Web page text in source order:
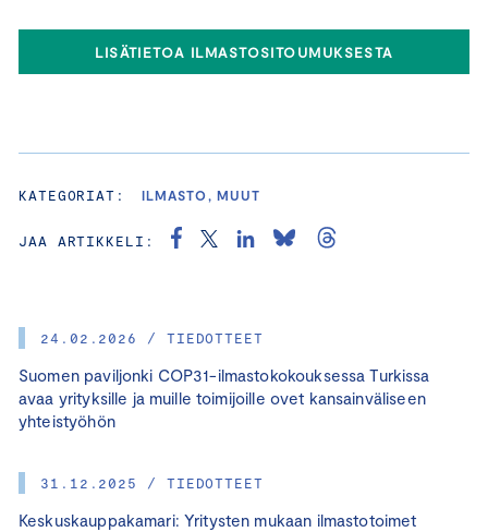
24.02.2026 / TIEDOTTEET
Suomen paviljonki COP31-ilmastokokouksessa Turkissa
avaa yrityksille ja muille toimijoille ovet kansainväliseen
yhteistyöhön
31.12.2025 / TIEDOTTEET
Keskuskauppakamari: Yritysten mukaan ilmastotoimet
LISÄTIETOA ILMASTOSITOUMUKSESTA
KATEGORIAT: ILMASTO, MUUT
JAA ARTIKKELI: